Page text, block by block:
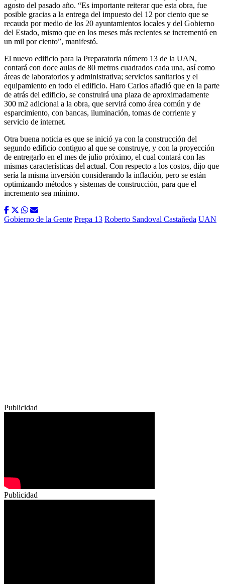
agosto del pasado año. “Es importante reiterar que esta obra, fue
posible gracias a la entrega del impuesto del 12 por ciento que se
recauda por medio de los 20 ayuntamientos locales y del Gobierno
del Estado, mismo que en los meses más recientes se incrementó en
un mil por ciento”, manifestó.
El nuevo edificio para la Preparatoria número 13 de la UAN,
contará con doce aulas de 80 metros cuadrados cada una, así como
áreas de laboratorios y administrativa; servicios sanitarios y el
equipamiento en todo el edificio. Haro Carlos añadió que en la parte
de atrás del edificio, se construirá una plaza de aproximadamente
300 m2 adicional a la obra, que servirá como área común y de
esparcimiento, con bancas, iluminación, tomas de corriente y
servicio de internet.
Otra buena noticia es que se inició ya con la construcción del
segundo edificio contiguo al que se construye, y con la proyección
de entregarlo en el mes de julio próximo, el cual contará con las
mismas características del actual. Con respecto a los costos, dijo que
sería la misma inversión considerando la inflación, pero se están
optimizando métodos y sistemas de construcción, para que el
incremento sea mínimo.
Gobierno de la Gente Prepa 13 Roberto Sandoval Castañeda UAN
Publicidad
Publicidad